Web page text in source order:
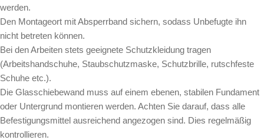
werden.
Den Montageort mit Absperrband sichern, sodass Unbefugte ihn
nicht betreten können.
Bei den Arbeiten stets geeignete Schutzkleidung tragen
(Arbeitshandschuhe, Staubschutzmaske, Schutzbrille, rutschfeste
Schuhe etc.).
Die Glasschiebewand muss auf einem ebenen, stabilen Fundament
oder Untergrund montieren werden. Achten Sie darauf, dass alle
Befestigungsmittel ausreichend angezogen sind. Dies regelmäßig
kontrollieren.